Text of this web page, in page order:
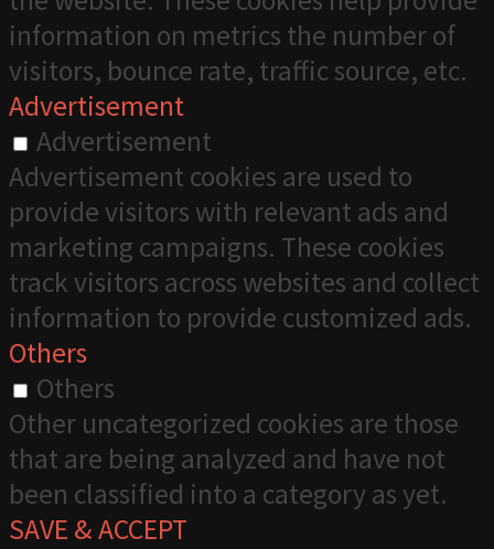
information on metrics the number of
visitors, bounce rate, traffic source, etc.
Advertisement
Advertisement
Advertisement cookies are used to
provide visitors with relevant ads and
marketing campaigns. These cookies
track visitors across websites and collect
information to provide customized ads.
Others
Others
Other uncategorized cookies are those
that are being analyzed and have not
been classified into a category as yet.
SAVE & ACCEPT